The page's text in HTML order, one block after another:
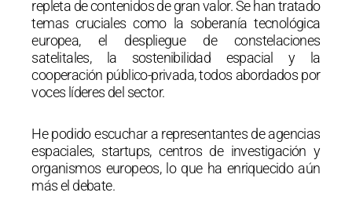
repleta de contenidos de gran valor. Se han tratado
temas cruciales como la soberanía tecnológica
europea, el despliegue de constelaciones
satelitales, la sostenibilidad espacial y la
cooperación público-privada, todos abordados por
voces líderes del sector.
He podido escuchar a representantes de agencias
espaciales, startups, centros de investigación y
organismos europeos, lo que ha enriquecido aún
más el debate.